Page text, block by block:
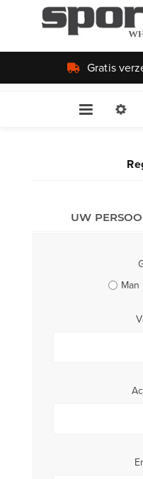
Gratis
UW
Man